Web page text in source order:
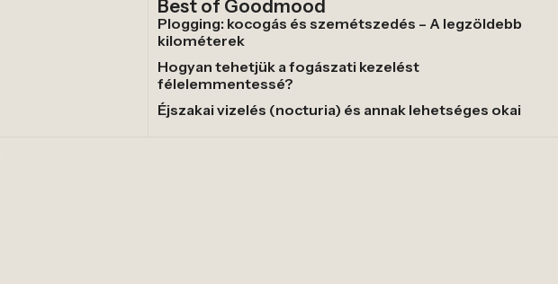
Best of Goodmood
Plogging: kocogás és szemétszedés – A legzöldebb
kilométerek
Hogyan tehetjük a fogászati kezelést
félelemmentessé?
Éjszakai vizelés (nocturia) és annak lehetséges okai